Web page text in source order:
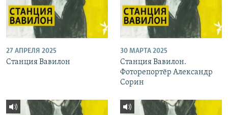
27 АПРЕЛЯ 2025
Станция Вавилон
30 МАРТА 2025
Станция Вавилон.
Фоторепортёр Александр
Сорин